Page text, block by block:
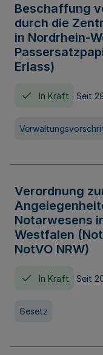
Beschaffung
durch die
in Nordrhein-
Erlass)
In Kraft Seit
Verordnung
Notarwesens
Westfalen
NotVO NRW)
In Kraft Seit
Gesetz